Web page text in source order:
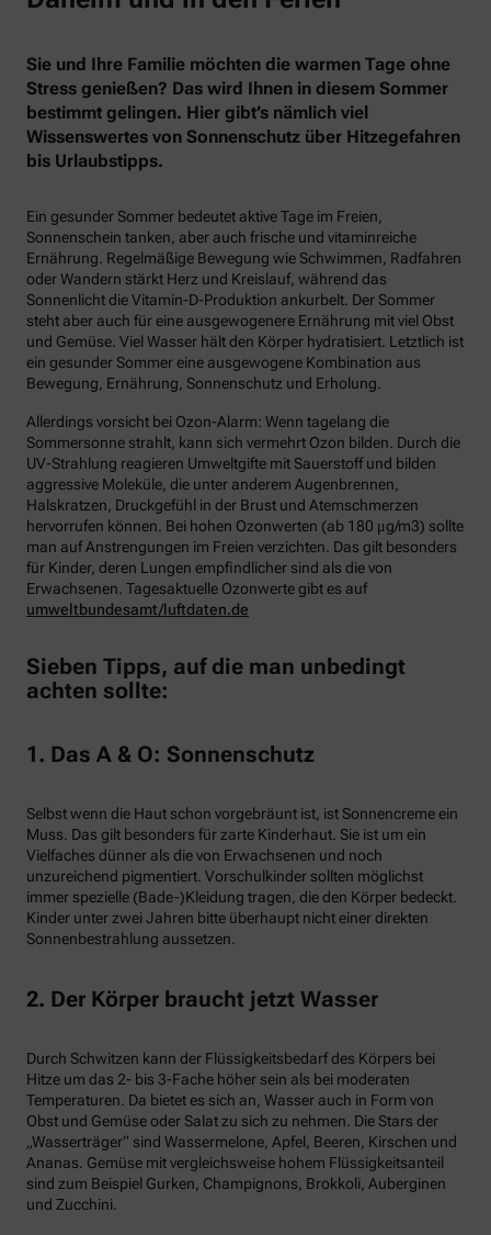
Sie und Ihre Familie möchten die warmen Tage ohne
Stress genießen? Das wird Ihnen in diesem Sommer
bestimmt gelingen. Hier gibt’s nämlich viel
Wissenswertes von Sonnenschutz über Hitzegefahren
bis Urlaubstipps.
Ein gesunder Sommer bedeutet aktive Tage im Freien,
Sonnenschein tanken, aber auch frische und vitaminreiche
Ernährung. Regelmäßige Bewegung wie Schwimmen, Radfahren
oder Wandern stärkt Herz und Kreislauf, während das
Sonnenlicht die Vitamin-D-Produktion ankurbelt. Der Sommer
steht aber auch für eine ausgewogenere Ernährung mit viel Obst
und Gemüse. Viel Wasser hält den Körper hydratisiert. Letztlich ist
ein gesunder Sommer eine ausgewogene Kombination aus
Bewegung, Ernährung, Sonnenschutz und Erholung.
Allerdings vorsicht bei Ozon-Alarm: Wenn tagelang die
Sommersonne strahlt, kann sich vermehrt Ozon bilden. Durch die
UV-Strahlung reagieren Umweltgifte mit Sauerstoff und bilden
aggressive Moleküle, die unter anderem Augenbrennen,
Halskratzen, Druckgefühl in der Brust und Atemschmerzen
hervorrufen können. Bei hohen Ozonwerten (ab 180 μg/m3) sollte
man auf Anstrengungen im Freien verzichten. Das gilt besonders
für Kinder, deren Lungen empfindlicher sind als die von
Erwachsenen. Tagesaktuelle Ozonwerte gibt es auf
umweltbundesamt/luftdaten.de
Sieben Tipps, auf die man unbedingt
achten sollte:
1. Das A & O: Sonnenschutz
Selbst wenn die Haut schon vorgebräunt ist, ist Sonnencreme ein
Muss. Das gilt besonders für zarte Kinderhaut. Sie ist um ein
Vielfaches dünner als die von Erwachsenen und noch
unzureichend pigmentiert. Vorschulkinder sollten möglichst
immer spezielle (Bade-)Kleidung tragen, die den Körper bedeckt.
Kinder unter zwei Jahren bitte überhaupt nicht einer direkten
Sonnenbestrahlung aussetzen.
2. Der Körper braucht jetzt Wasser
Durch Schwitzen kann der Flüssigkeitsbedarf des Körpers bei
Hitze um das 2- bis 3-Fache höher sein als bei moderaten
Temperaturen. Da bietet es sich an, Wasser auch in Form von
Obst und Gemüse oder Salat zu sich zu nehmen. Die Stars der
„Wasserträger“ sind Wassermelone, Apfel, Beeren, Kirschen und
Ananas. Gemüse mit vergleichsweise hohem Flüssigkeitsanteil
sind zum Beispiel Gurken, Champignons, Brokkoli, Auberginen
und Zucchini.